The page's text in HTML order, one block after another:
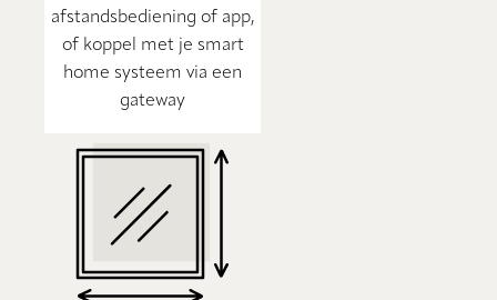
afstandsbediening of app,
of koppel met je smart
home systeem via een
gateway